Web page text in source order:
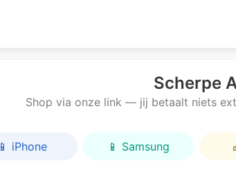
Scherpe
Shop via onze link — jij betaalt niets
📱 iPhone 📱 Samsung